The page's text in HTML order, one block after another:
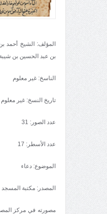
المؤلف: الشيخ أحمد
بن عبد الحسين بن شيبة
الناسخ: غير معلوم
تاريخ النسخ: غير معلوم
عدد الصور: 31
عدد الأسطر: 17
الموضوع: دعاء
المصدر: مكتبة المسجد
مصورته في مركز